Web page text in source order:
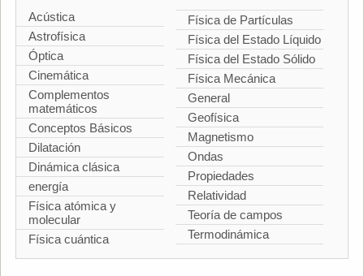
Acústica
Astrofísica
Óptica
Cinemática
Complementos
matemáticos
Conceptos Básicos
Dilatación
Dinámica clásica
energía
Física atómica y
molecular
Física cuántica
Física de Partículas
Física del Estado Líquido
Física del Estado Sólido
Física Mecánica
General
Geofísica
Magnetismo
Ondas
Propiedades
Relatividad
Teoría de campos
Termodinámica